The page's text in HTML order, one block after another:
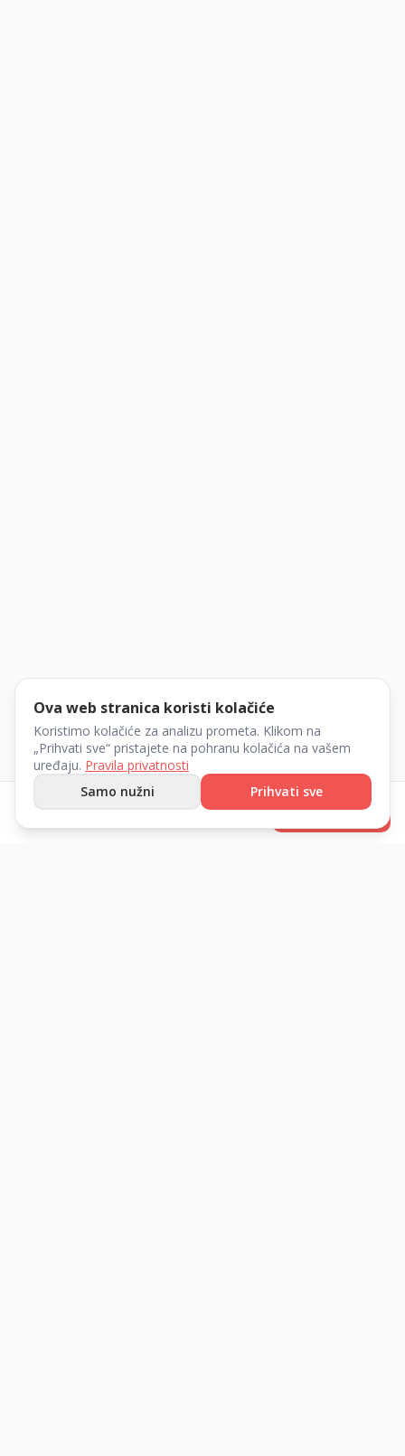
od25€/dan Rezerviraj
Ova web stranica koristi kolačiće
Koristimo kolačiće za analizu prometa. Klikom na
„Prihvati sve“ pristajete na pohranu kolačića na vašem
uređaju. Pravila privatnosti
Samo nužni
Prihvati sve